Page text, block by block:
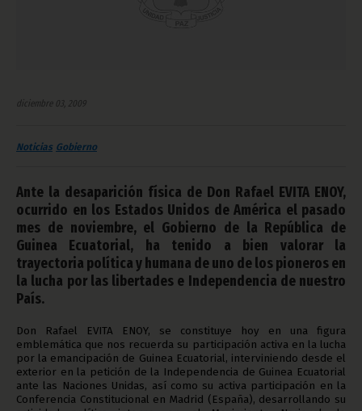
diciembre 03, 2009
Noticias Gobierno
Ante la desaparición física de Don Rafael EVITA ENOY,
ocurrido en los Estados Unidos de América el pasado
mes de noviembre, el Gobierno de la República de
Guinea Ecuatorial, ha tenido a bien valorar la
trayectoria política y humana de uno de los pioneros en
la lucha por las libertades e Independencia de nuestro
País.
Don Rafael EVITA ENOY, se constituye hoy en una figura
emblemática que nos recuerda su participación activa en la lucha
por la emancipación de Guinea Ecuatorial, interviniendo desde el
exterior en la petición de la Independencia de Guinea Ecuatorial
ante las Naciones Unidas, así como su activa participación en la
Conferencia Constitucional en Madrid (España), desarrollando su